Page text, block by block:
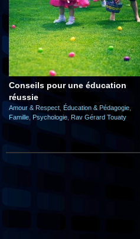
Conseils pour une éducation
réussie
Amour & Respect Éducation & Pédagogie
Famille Psychologie Rav Gérard Touaty